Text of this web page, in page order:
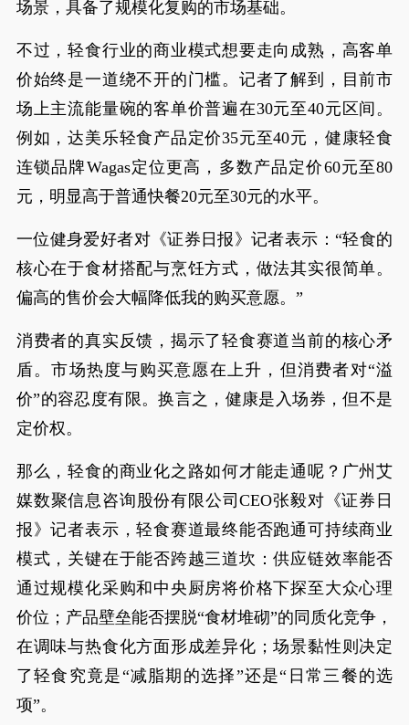
场景，具备了规模化复购的市场基础。
不过，轻食行业的商业模式想要走向成熟，高客单
价始终是一道绕不开的门槛。记者了解到，目前市
场上主流能量碗的客单价普遍在30元至40元区间。
例如，达美乐轻食产品定价35元至40元，健康轻食
连锁品牌Wagas定位更高，多数产品定价60元至80
元，明显高于普通快餐20元至30元的水平。
一位健身爱好者对《证券日报》记者表示：“轻食的
核心在于食材搭配与烹饪方式，做法其实很简单。
偏高的售价会大幅降低我的购买意愿。”
消费者的真实反馈，揭示了轻食赛道当前的核心矛
盾。市场热度与购买意愿在上升，但消费者对“溢
价”的容忍度有限。换言之，健康是入场券，但不是
定价权。
那么，轻食的商业化之路如何才能走通呢？广州艾
媒数聚信息咨询股份有限公司CEO张毅对《证券日
报》记者表示，轻食赛道最终能否跑通可持续商业
模式，关键在于能否跨越三道坎：供应链效率能否
通过规模化采购和中央厨房将价格下探至大众心理
价位；产品壁垒能否摆脱“食材堆砌”的同质化竞争，
在调味与热食化方面形成差异化；场景黏性则决定
了轻食究竟是“减脂期的选择”还是“日常三餐的选
项”。